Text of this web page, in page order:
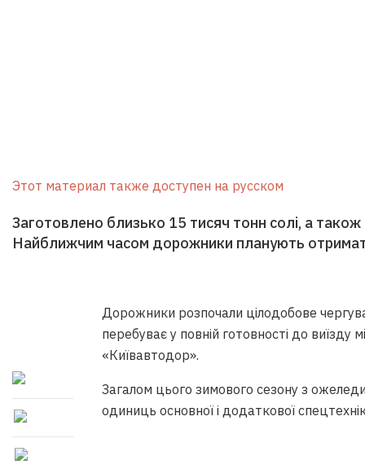
Этот материал также доступен на русском
Заготовлено близько 15 тисяч тонн солі, а
Найближчим часом дорожники планують
Дорожники розпочали цілодобове
перебуває у повній готовності до
«Київавтодор».
Загалом цього зимового сезону з
одиниць основної і додаткової